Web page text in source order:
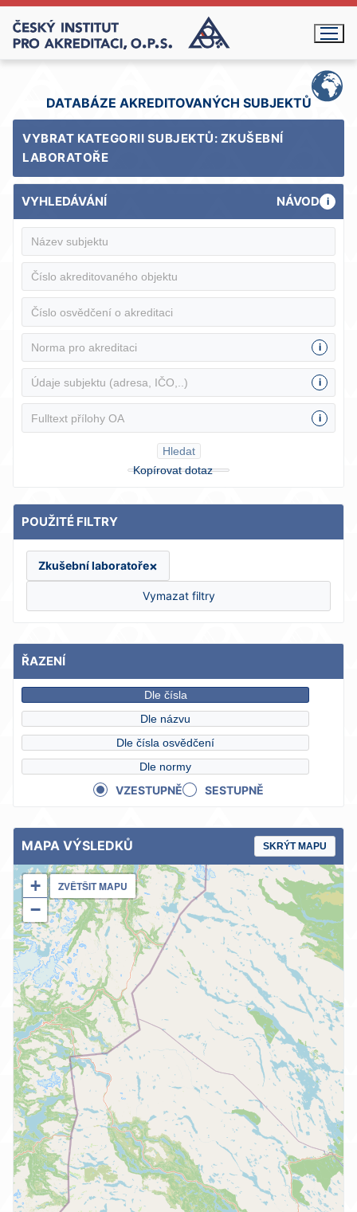
Přeskočit
na
obsah
DATABÁZE AKREDITOVANÝCH SUBJEKTŮ
VYBRAT KATEGORII SUBJEKTŮ: ZKUŠEBNÍ
LABORATOŘE
VYHLEDÁVÁNÍ NÁVOD i
i
i
i
Hledat
Kopírovat dotaz
POUŽITÉ FILTRY
Zkušební laboratoře×
Vymazat filtry
ŘAZENÍ
Dle čísla
Dle názvu
Dle čísla osvědčení
Dle normy
VZESTUPNĚ SESTUPNĚ
MAPA VÝSLEDKŮ SKRÝT MAPU
+
−
ZVĚTŠIT MAPU